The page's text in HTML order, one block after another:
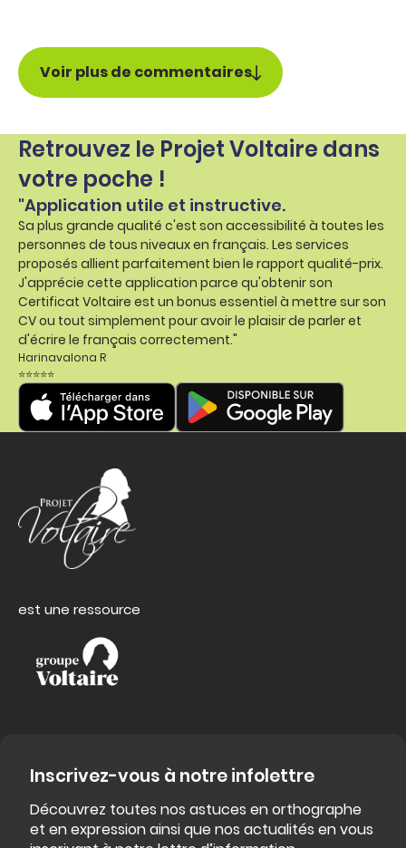
Voir plus de commentaires
Retrouvez le Projet Voltaire dans
votre poche !
"Application utile et instructive.
Sa plus grande qualité c'est son accessibilité à toutes les
personnes de tous niveaux en français. Les services
proposés allient parfaitement bien le rapport qualité-prix.
J'apprécie cette application parce qu'obtenir son
Certificat Voltaire est un bonus essentiel à mettre sur son
CV ou tout simplement pour avoir le plaisir de parler et
d'écrire le français correctement."
Harinavalona R
⭐⭐⭐⭐⭐
est une ressource
Inscrivez-vous à notre infolettre
Découvrez toutes nos astuces en orthographe
et en expression ainsi que nos actualités en vous